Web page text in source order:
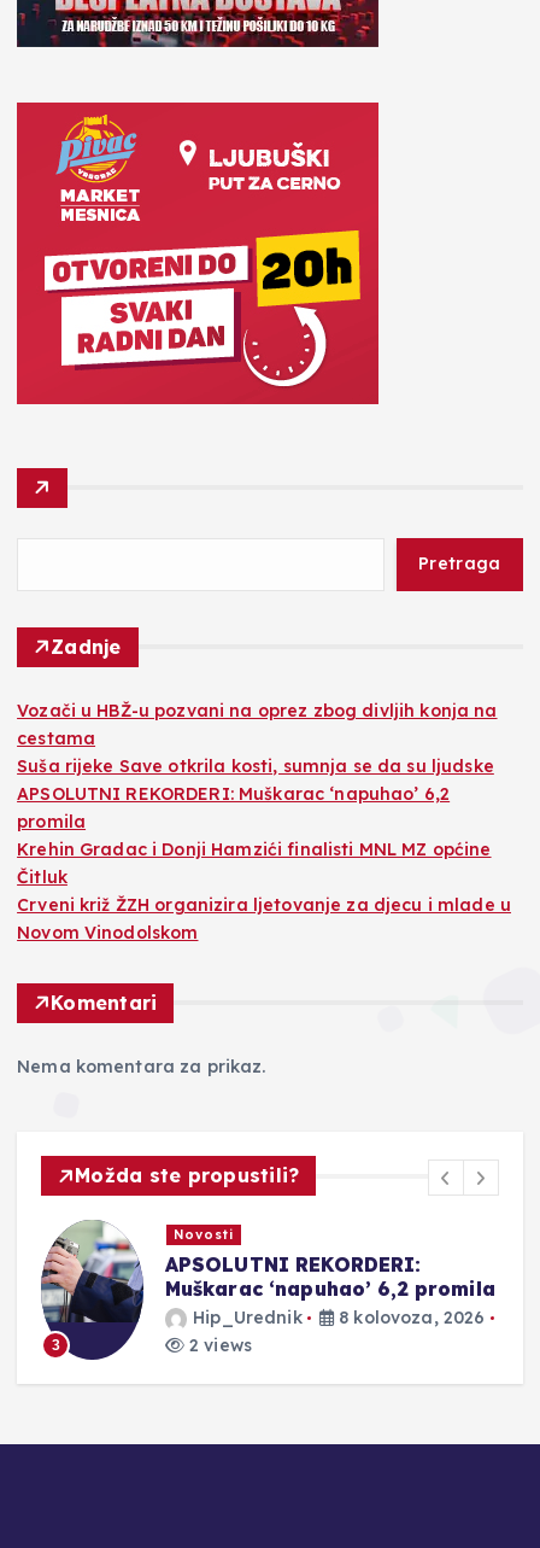
Pretraga
Zadnje
Vozači u HBŽ-u pozvani na oprez zbog divljih konja na
cestama
Suša rijeke Save otkrila kosti, sumnja se da su ljudske
APSOLUTNI REKORDERI: Muškarac ‘napuhao’ 6,2
promila
Krehin Gradac i Donji Hamzići finalisti MNL MZ općine
Čitluk
Crveni križ ŽZH organizira ljetovanje za djecu i mlade u
Novom Vinodolskom
Komentari
Nema komentara za prikaz.
Možda ste propustili?
3
Novosti
APSOLUTNI REKORDERI:
Muškarac ‘napuhao’ 6,2 promila
Hip_Urednik
8 kolovoza, 2026
2 views